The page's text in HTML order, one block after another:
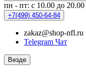
пн - пт: с 10.00 до 20.00
+7(499) 450-64-84
zakaz@shop-nfl.ru
Telegram Чат
Везде